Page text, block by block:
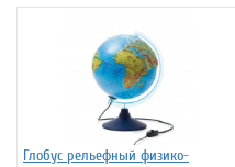
Глобус рельефный физико-